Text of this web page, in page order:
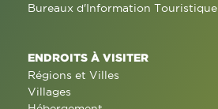
Bureaux d'Information Touristique
ENDROITS À VISITER
Régions et Villes
Villages